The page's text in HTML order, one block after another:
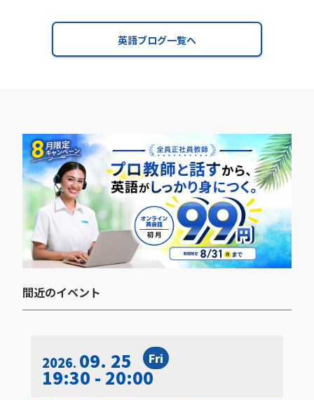
英語ブログ一覧へ
間近のイベント​
2026 09. 25 Fri
19:30 - 20:00